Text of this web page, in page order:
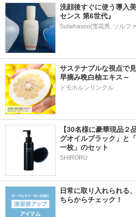
洗顔後すぐに使う導入
センス 第6世代』
サステナブルな視点で
早摘み晩白柚エキス～
ドモホルンリンクル
【30名様に豪華現品２
グオイルブラック」と
一枚」のセット
SHIRORU
日常に取り入れられる
ちらからチェック！